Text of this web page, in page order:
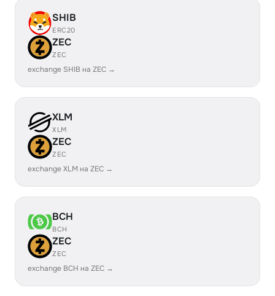
SHIB
ERC20
ZEC
ZEC
exchange SHIB на ZEC →
XLM
XLM
ZEC
ZEC
exchange XLM на ZEC →
BCH
BCH
ZEC
ZEC
exchange BCH на ZEC →